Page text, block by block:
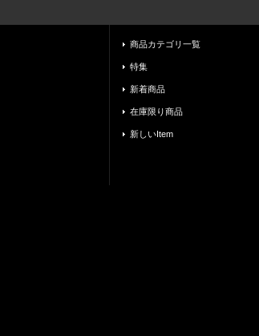
商品カテゴリ一覧
特集
新着商品
在庫限り商品
新しいItem